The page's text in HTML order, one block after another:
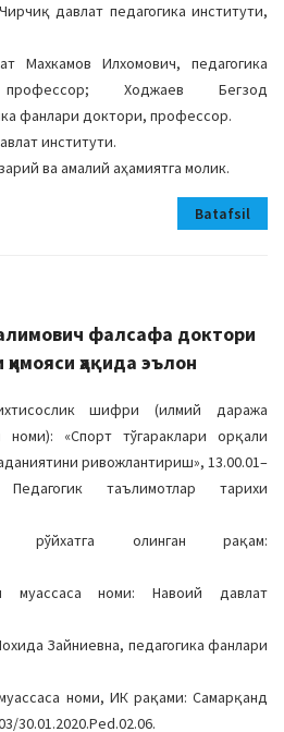
давлат педагогика институти,
Махкамов Илхомович, педагогика
Ходжаев Бегзод
фанлари доктори, профессор.
институти.
ва амалий аҳамиятга молик.
Batafsil
фалсафа доктори
ҳақида эълон
шифри (илмий даража
номи): «Спорт тўгараклари орқали
ривожлантириш», 13.00.01–
Педагогик таълимотлар тарихи
рўйхатга олинган рақам:
муассаса номи: Навоий давлат
Зайниевна, педагогика фанлари
номи, ИК рақами: Самарқанд
30.01.2020.Ped.02.06.